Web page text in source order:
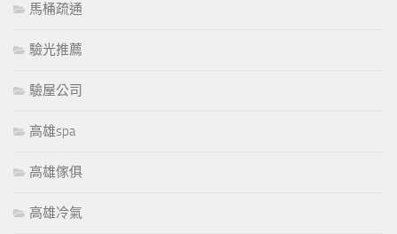
馬桶疏通
驗光推薦
驗屋公司
高雄spa
高雄傢俱
高雄冷氣